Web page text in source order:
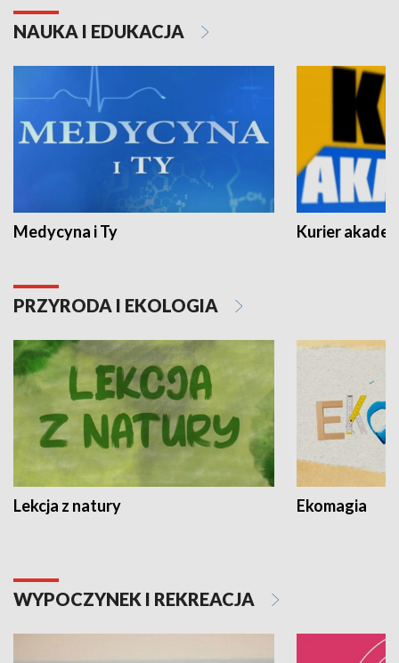
NAUKA I EDUKACJA
Medycyna i Ty Kurier
PRZYRODA I EKOLOGIA
Lekcja z natury Ekomagia
WYPOCZYNEK I REKREACJA